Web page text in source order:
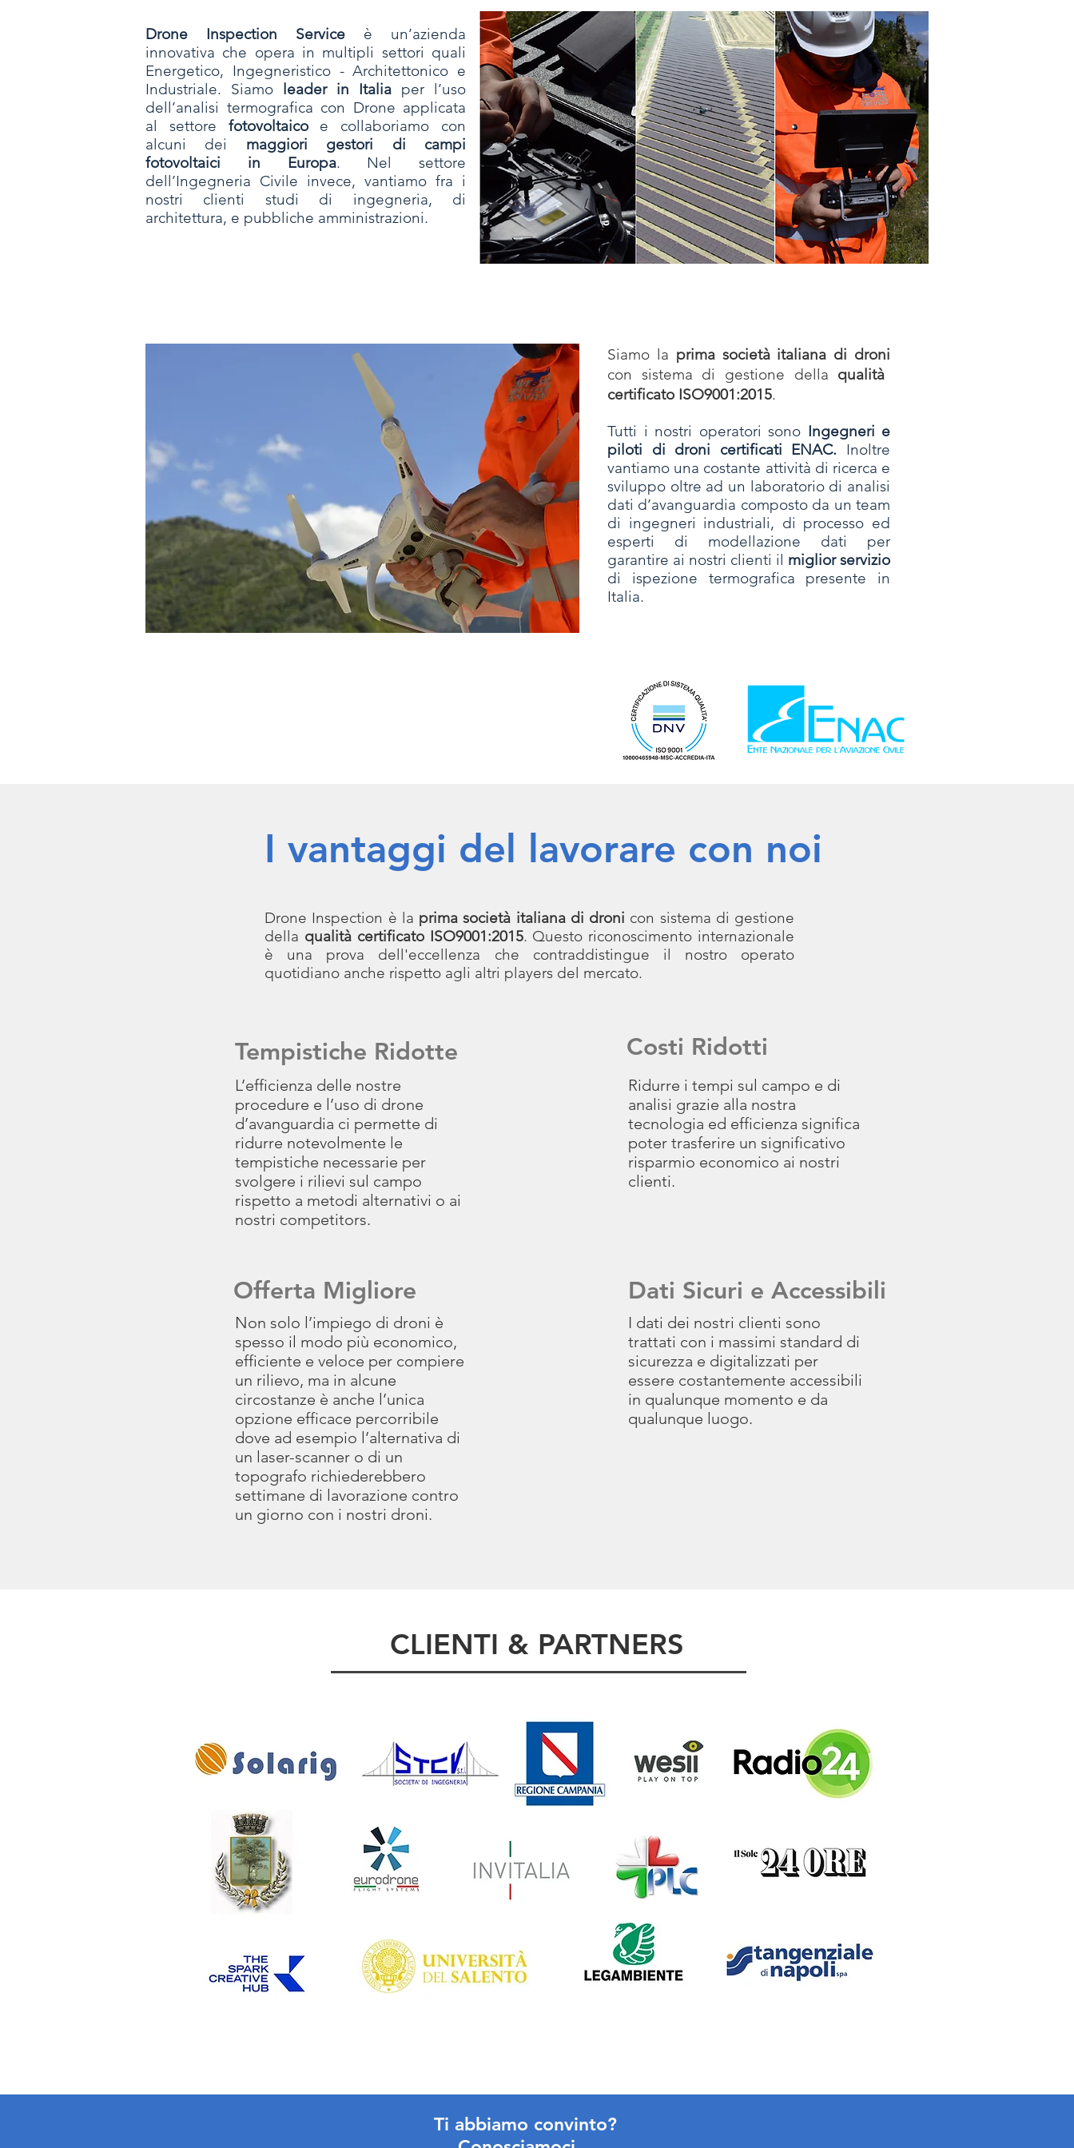
Drone Inspection Service è un’azienda
innovativa che opera in multipli settori quali
Energetico, Ingegneristico - Architettonico e
Industriale. Siamo leader in Italia per l’uso
dell’analisi termografica con Drone applicata
al settore fotovoltaicoe collaboriamo con
alcuni dei maggiori gestori di campi
fotovoltaici in Europa. Nel settore
dell’Ingegneria Civile invece, vantiamo fra i
nostri clienti studi di ingegneria, di
architettura, e pubbliche amministrazioni.
Siamo la prima società italiana di droni
con sistema di gestione della qualità
certificato ISO9001:2015.
Tutti i nostri operatori sono Ingegneri e
piloti di droni certificati ENAC. Inoltre
vantiamo una costante attività di ricerca e
sviluppo oltre ad un laboratorio di analisi
dati d’avanguardia composto da un team
di ingegneri industriali, di processo ed
esperti di modellazione dati per
garantire ai nostri clienti il miglior servizio
di ispezione termografica presente in
Italia.
I vantaggi del lavorare con noi
Drone Inspection è la prima società italiana di droni con sistema di gestione
della qualità certificato ISO9001:2015. Questo riconoscimento internazionale
è una prova dell'eccellenza che contraddistingue il nostro operato
quotidiano anche rispetto agli altri players del mercato.
Tempistiche Ridotte
L’efficienza delle nostre
procedure e l’uso di drone
d’avanguardia ci permette di
ridurre notevolmente le
tempistiche necessarie per
svolgere i rilievi sul campo
rispetto a metodi alternativi o ai
nostri competitors.
Costi Ridotti
Ridurre i tempi sul campo e di
analisi grazie alla nostra
tecnologia ed efficienza significa
poter trasferire un significativo
risparmio economico ai nostri
clienti.
Offerta Migliore
Non solo l’impiego di droni è
spesso il modo più economico,
efficiente e veloce per compiere
un rilievo, ma in alcune
circostanze è anche l’unica
opzione efficace percorribile
dove ad esempio l’alternativa di
un laser-scanner o di un
topografo richiederebbero
settimane di lavorazione contro
un giorno con i nostri droni.
Dati Sicuri e Accessibili
I dati dei nostri clienti sono
trattati con i massimi standard di
sicurezza e digitalizzati per
essere costantemente accessibili
in qualunque momento e da
qualunque luogo.
CLIENTI & PARTNERS
Ti abbiamo convinto?